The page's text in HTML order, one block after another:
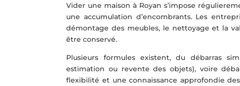
Vider une maison à Royan s’impose
une accumulation d’encombrants. Les
démontage des meubles, le nettoyage et la
être conservé.
Plusieurs formules existent, du débarras
estimation ou revente des objets), voire
flexibilité et une connaissance approfondie